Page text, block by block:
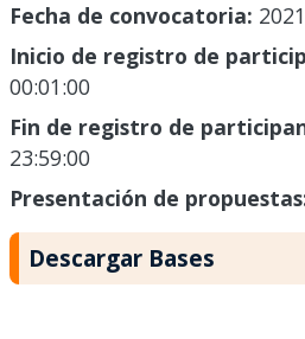
Fecha de convocatoria:
Inicio de registro de
00:01:00
Fin de registro de
23:59:00
Presentación de
Descargar Bases